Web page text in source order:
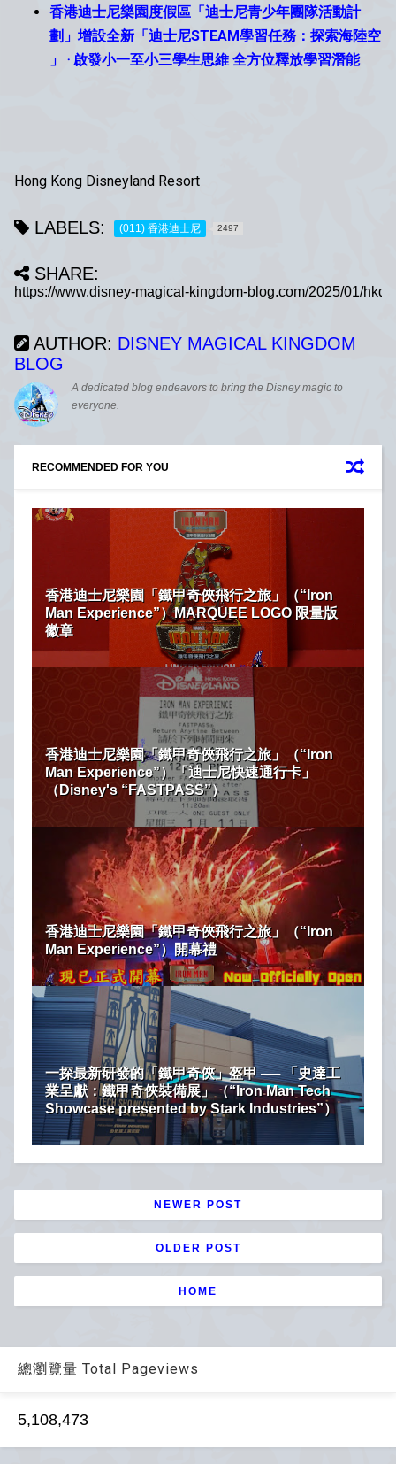
香港迪士尼樂園度假區「迪士尼青少年團隊活動計
劃」增設全新「迪士尼STEAM學習任務：探索海陸空
」 ‧ 啟發小一至小三學生思維 全方位釋放學習潛能
Hong Kong Disneyland Resort
LABELS: (011) 香港迪士尼 2497
SHARE:
AUTHOR: DISNEY MAGICAL KINGDOM
BLOG
A dedicated blog endeavors to bring the Disney magic to
everyone.
RECOMMENDED FOR YOU
香港迪士尼樂園「鐵甲奇俠飛行之旅」（“Iron
Man Experience”）MARQUEE LOGO 限量版
徽章
香港迪士尼樂園「鐵甲奇俠飛行之旅」（“Iron
Man Experience”）「迪士尼快速通行卡」
（Disney's “FASTPASS”）
香港迪士尼樂園「鐵甲奇俠飛行之旅」（“Iron
Man Experience”）開幕禮
一探最新研發的「鐵甲奇俠」盔甲 ── 「史達工
業呈獻：鐵甲奇俠裝備展」（“Iron Man​ Tech
Showcase presented by Stark Industries”）
NEWER POST
OLDER POST
HOME
總瀏覽量 Total Pageviews
5,108,473